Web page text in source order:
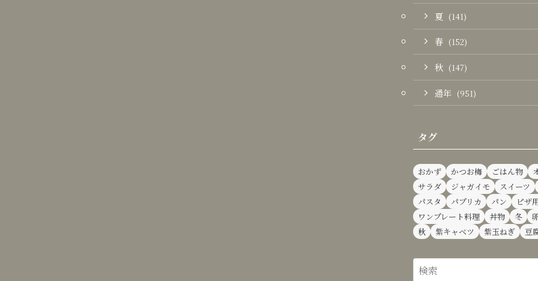
夏 (141)
春 (152)
秋 (147)
通年 (951)
タグ
おかず かつお梅 ごはん物
サラダ
ジャガイモ
スイーツ
パスタ
パプリカ パン
ピザ
ワンプレート料理
丼物 冬
秋
紫キャベツ 紫玉ねぎ 豆